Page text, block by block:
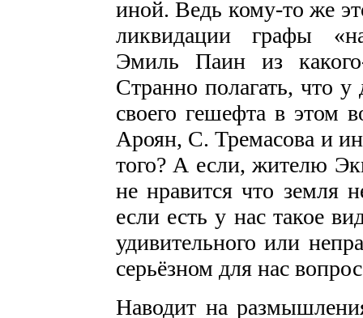
иной. Ведь кому-то же
ликвидации графы
Эмиль Паин из
Странно полагать, что
своего гешефта в этом
Ароян, С. Тремасова и
того? А если, жителю
не нравится что земля
если есть у нас такое
удивительного или
серьёзном для нас
Наводит на